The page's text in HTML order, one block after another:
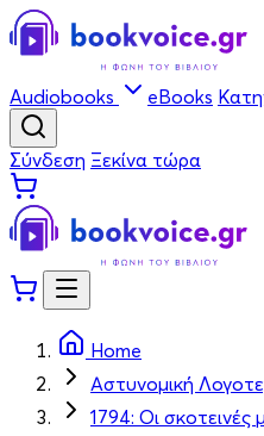
Audiobooks eBooks
Σύνδεση Ξεκίνα τώρα
Home
Αστυνομική
1794: Οι σκοτεινές